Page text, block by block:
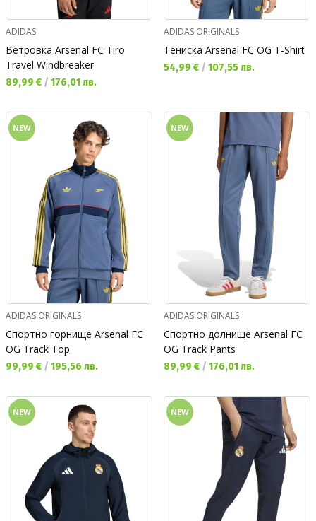
ADIDAS
Ветровка Arsenal FC Tiro
Travel Windbreaker
Текуща цена:
89,99 € / 176,01 лв.
ADIDAS ORIGINALS
Тениска Arsenal FC OG T-Shirt
Текуща цена:
54,99 € / 107,55 лв.
NEW
ADIDAS ORIGINALS
Спортно горнище Arsenal FC
OG Track Top
Текуща цена:
99,99 € / 195,56 лв.
NEW
ADIDAS ORIGINALS
Спортно долнище Arsenal FC
OG Track Pants
Текуща цена:
89,99 € / 176,01 лв.
NEW NEW